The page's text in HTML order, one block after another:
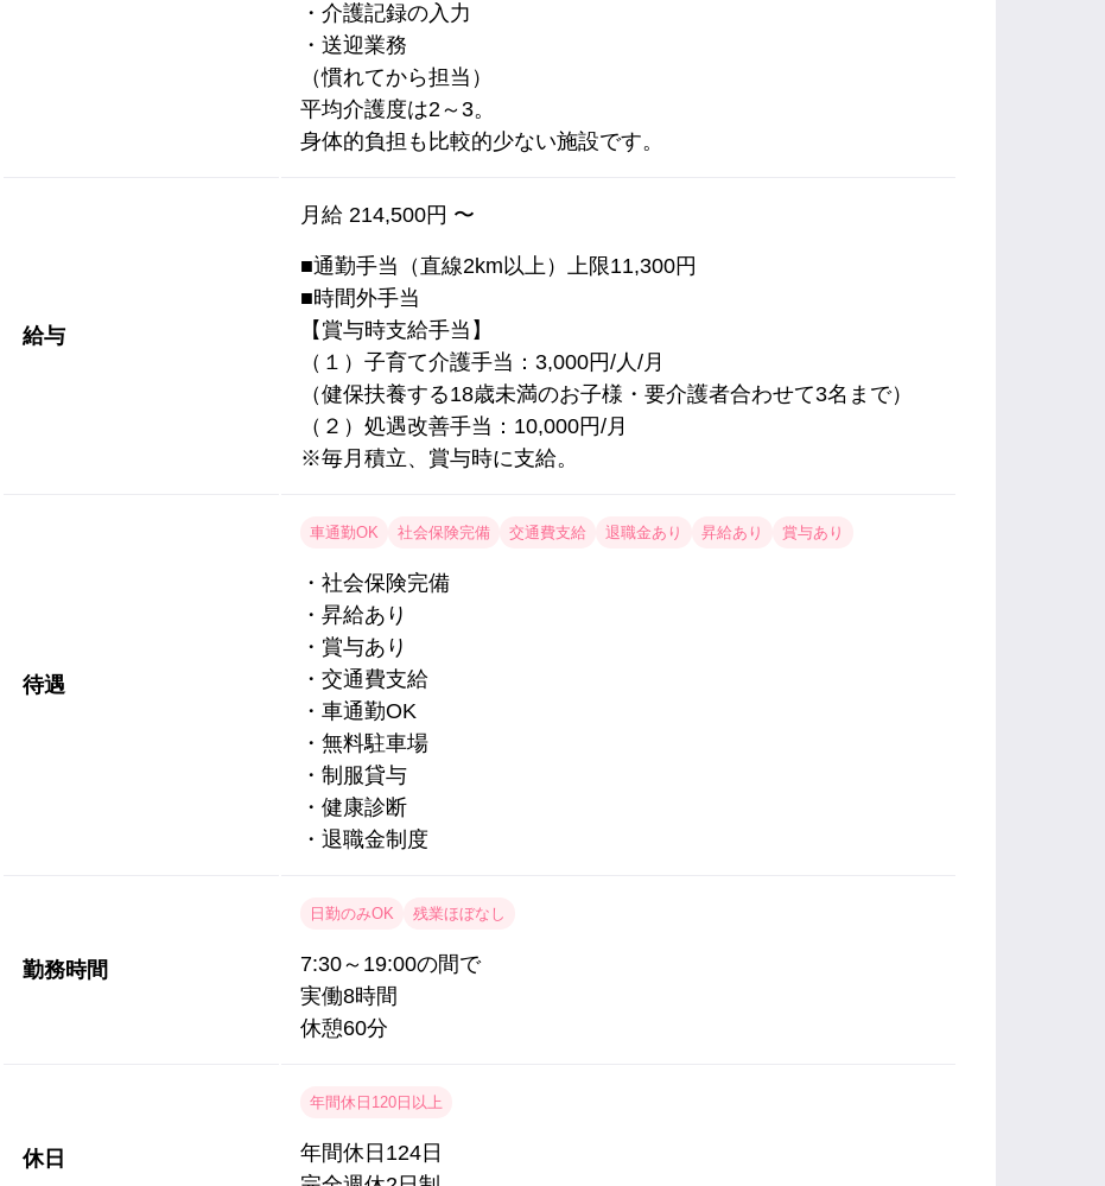
・介護記録の入力
・送迎業務
（慣れてから担当）
平均介護度は2～3。
身体的負担も比較的少ない施設です。
給与
月給 214,500円 〜
■通勤手当（直線2km以上）上限11,300円
■時間外手当
【賞与時支給手当】
（１）子育て介護手当：3,000円/人/月
（健保扶養する18歳未満のお子様・要介護者合わせて3名まで）
（２）処遇改善手当：10,000円/月
※毎月積立、賞与時に支給。
待遇
車通勤OK 社会保険完備 交通費支給 退職金あり 昇給あり 賞与あり
・社会保険完備
・昇給あり
・賞与あり
・交通費支給
・車通勤OK
・無料駐車場
・制服貸与
・健康診断
・退職金制度
勤務時間
日勤のみOK 残業ほぼなし
7:30～19:00の間で
実働8時間
休憩60分
休日
年間休日120日以上
年間休日124日